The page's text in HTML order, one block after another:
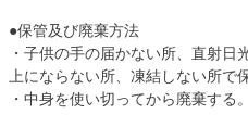
●保管及び廃棄方法
・子供の手の届かない所、直射
上にならない所、凍結しない所で
・中身を使い切ってから廃棄する。